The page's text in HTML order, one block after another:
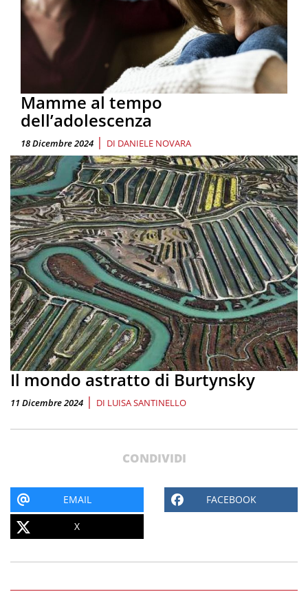
Mamme al tempo
dell’adolescenza
18 Dicembre 2024 | DI DANIELE NOVARA
Il mondo astratto di Burtynsky
11 Dicembre 2024 | DI LUISA SANTINELLO
CONDIVIDI
EMAIL FACEBOOK
X